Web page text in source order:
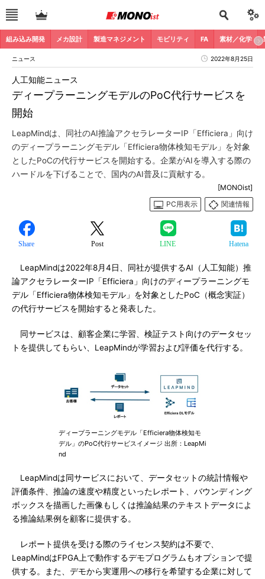
組み込み開発 メカ設計 製造マネジメント モビリティ FA 素材／化学
ニュース 2022年8月25日
ディープラーニングモデルのPoC代行サービスを
開始
人工知能ニュース
LeapMindは、同社のAI推論アクセラレーターIP「Efficiera」向け
のディープラーニングモデル「Efficiera物体検知モデル」を対象
としたPoCの代行サービスを開始する。企業がAIを導入する際の
ハードルを下げることで、国内のAI普及に貢献する。
[MONOist]
PC用表示
関連情報
Share Post LINE Hatena
LeapMindは2022年8月4日、同社が提供するAI（人工知能）推
論アクセラレーターIP「Efficiera」向けのディープラーニングモ
デル「Efficiera物体検知モデル」を対象としたPoC（概念実証）
の代行サービスを開始すると発表した。
同サービスは、顧客企業に学習、検証テスト向けのデータセッ
トを提供してもらい、LeapMindが学習および評価を代行する。
ディープラーニングモデル「Efficiera物体検知モ
デル」のPoC代行サービスイメージ 出所：LeapMi
nd
LeapMindは同サービスにおいて、データセットの統計情報や
評価条件、推論の速度や精度といったレポート、バウンディング
ボックスを描画した画像もしくは推論結果のテキストデータによ
る推論結果例を顧客に提供する。
レポート提供を受ける際のライセンス契約は不要で、
LeapMindはFPGA上で動作するデモプログラムもオプションで提
供する。また、デモから実運用への移行を希望する企業に対して